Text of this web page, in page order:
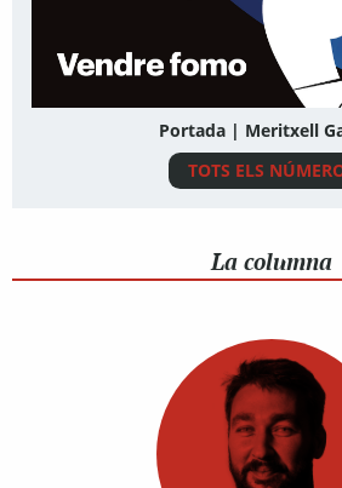
Portada | Meritxell
TOTS ELS
La columna